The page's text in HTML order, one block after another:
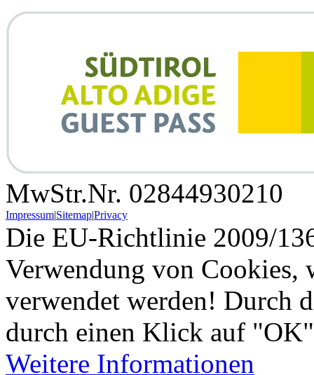
MwStr.Nr. 02844930210
Impressum|Sitemap|Privacy
Die EU-Richtlinie 2009/
Verwendung von Cookies,
verwendet werden! Durch
durch einen Klick auf
Weitere Informationen